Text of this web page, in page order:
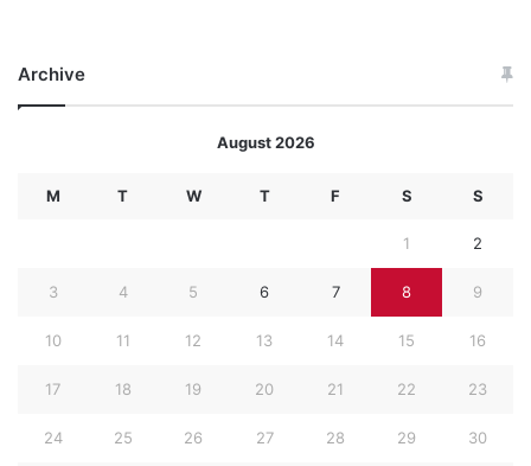
Archive
August 2026
M T W T F S S
1 2
3 4 5 6 7 8 9
10 11 12 13 14 15 16
17 18 19 20 21 22 23
24 25 26 27 28 29 30